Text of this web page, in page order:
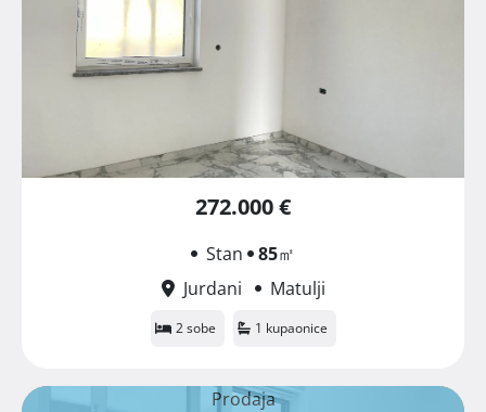
272.000 €
Stan 85㎡
Jurdani
Matulji
2 sobe 1 kupaonice
Prodaja